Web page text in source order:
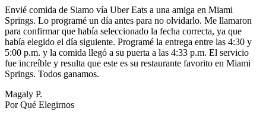
Envié comida de Siamo vía Uber Eats a una amiga en Miami
Springs. Lo programé un día antes para no olvidarlo. Me llamaron
para confirmar que había seleccionado la fecha correcta, ya que
había elegido el día siguiente. Programé la entrega entre las 4:30 y
5:00 p.m. y la comida llegó a su puerta a las 4:33 p.m. El servicio
fue increíble y resulta que este es su restaurante favorito en Miami
Springs. Todos ganamos.
Magaly P.
Por Qué Elegirnos